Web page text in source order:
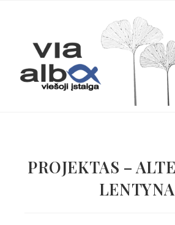
PROJEKTAS –
LENTYNA